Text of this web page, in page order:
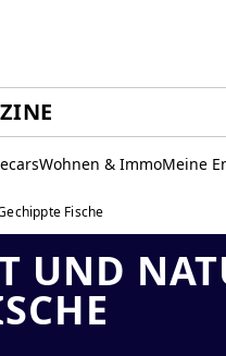
Wohnen & ImmoMeine
Fische
UND